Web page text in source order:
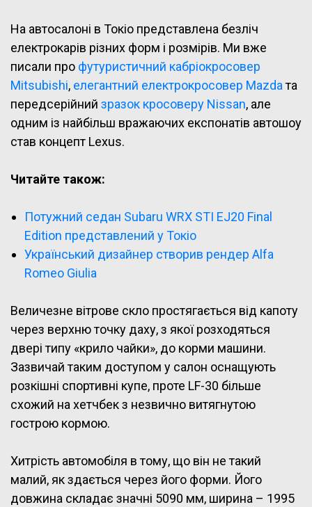
На автосалоні в Токіо представлена безліч
електрокарів різних форм і розмірів. Ми вже
писали про футуристичний кабріокросовер
Mitsubishi, елегантний електрокросовер Mazdaта
передсерійний зразок кросоверу Nissan, але
одним із найбільш вражаючих експонатів автошоу
став концепт Lexus.
Читайте також:
Потужний седан Subaru WRX STI EJ20 Final
Edition представлений у Токіо
Український дизайнер створив рендер Alfa
Romeo Giulia
Величезне вітрове скло простягається від капоту
через верхню точку даху, з якої розходяться
двері типу «крило чайки», до корми машини.
Зазвичай таким доступом у салон оснащують
розкішні спортивні купе, проте LF-30 більше
схожий на хетчбек з незвично витягнутою
гострою кормою.
Хитрість автомобіля в тому, що він не такий
малий, як здається через його форми. Його
довжина складає значні 5090 мм, ширина – 1995